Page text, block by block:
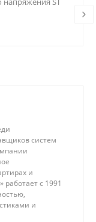
систем
и
с 1991
и